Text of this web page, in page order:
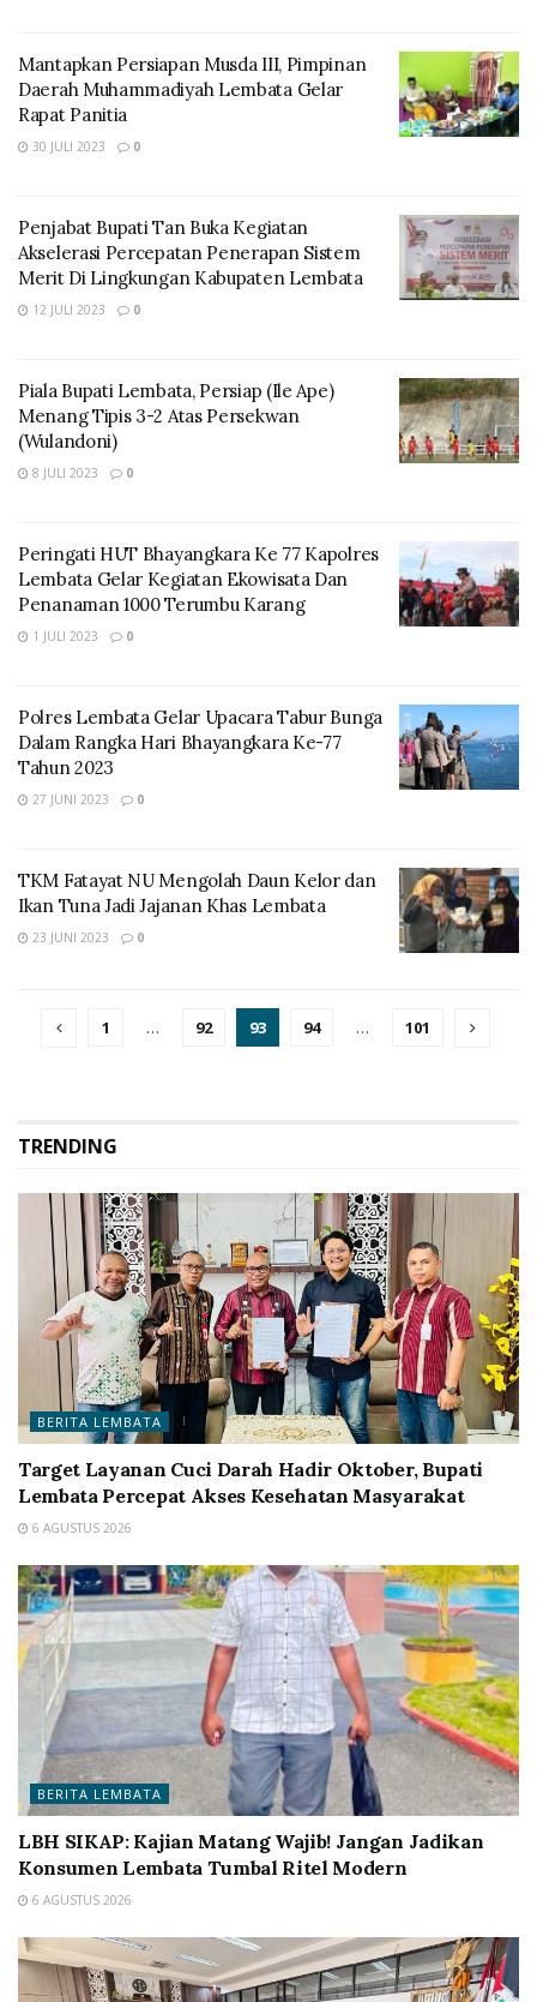
Mantapkan Persiapan Musda III, Pimpinan
Daerah Muhammadiyah Lembata Gelar
Rapat Panitia
30 JULI 2023 0
Penjabat Bupati Tan Buka Kegiatan
Akselerasi Percepatan Penerapan Sistem
Merit Di Lingkungan Kabupaten Lembata
12 JULI 2023 0
Piala Bupati Lembata, Persiap (Ile Ape)
Menang Tipis 3-2 Atas Persekwan
(Wulandoni)
8 JULI 2023 0
Peringati HUT Bhayangkara Ke 77 Kapolres
Lembata Gelar Kegiatan Ekowisata Dan
Penanaman 1000 Terumbu Karang
1 JULI 2023 0
Polres Lembata Gelar Upacara Tabur Bunga
Dalam Rangka Hari Bhayangkara Ke-77
Tahun 2023
27 JUNI 2023 0
TKM Fatayat NU Mengolah Daun Kelor dan
Ikan Tuna Jadi Jajanan Khas Lembata
23 JUNI 2023 0
1 … 92 93 94 … 101
TRENDING
BERITA LEMBATA
Target Layanan Cuci Darah Hadir Oktober, Bupati
Lembata Percepat Akses Kesehatan Masyarakat
6 AGUSTUS 2026
BERITA LEMBATA
LBH SIKAP: Kajian Matang Wajib! Jangan Jadikan
Konsumen Lembata Tumbal Ritel Modern
6 AGUSTUS 2026